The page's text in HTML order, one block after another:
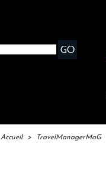
Accueil > TravelManagerMaG